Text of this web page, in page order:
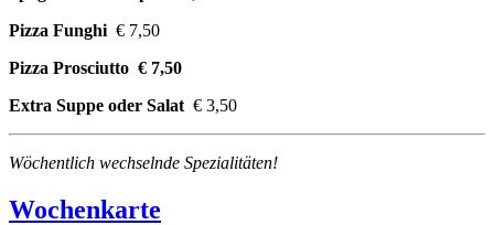
Pizza Funghi € 7,50
Pizza Prosciutto € 7,50
Extra Suppe oder Salat € 3,50
Wöchentlich wechselnde Spezialitäten!
Wochenkarte